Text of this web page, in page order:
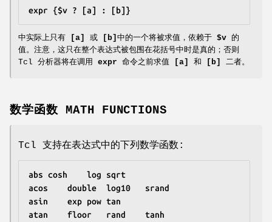
expr {$v ? [a] : [b]}
中实际上只有 [a] 或 [b] 中的一个将被求值，依赖于 $v 的
值。注意，这只在整个表达式被包围在花括号中时是真的；否则
Tcl 分析器将在调用 expr 命令之前求值 [a] 和 [b] 二者。
数学函数 MATH FUNCTIONS
Tcl 支持在表达式中的下列数学函数:
abs cosh log
sqrt
acos
double log10
srand
asin
exp pow tan
atan
floor rand
tanh